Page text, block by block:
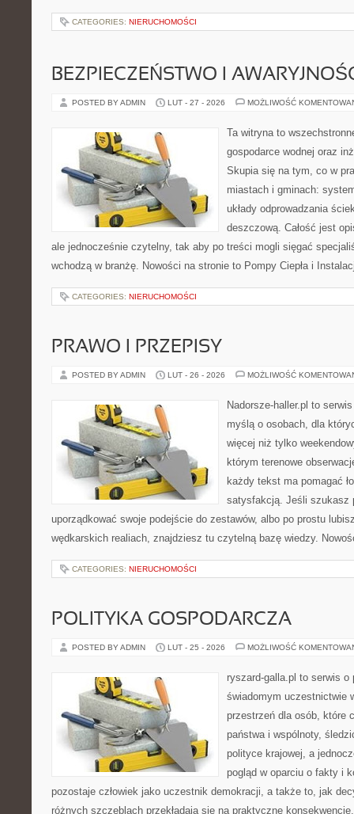
CATEGORIES: NIERUCHOMOŚCI
BEZPIECZEŃSTWO I
POSTED BY ADMIN LUT - 27 - 2026 MOŻLIWOŚĆ
Ta witryna to
gospodarce wodnej oraz
Skupia się na tym, co w
miastach i gminach:
układy odprowadzania
deszczową. Całość jest
ale jednocześnie czytelny, tak aby po treści mogli sięgać
wchodzą w branżę. Nowości na stronie to Pompy Ciepła i
CATEGORIES: NIERUCHOMOŚCI
PRAWO I PRZEPISY
POSTED BY ADMIN LUT - 26 - 2026 MOŻLIWOŚĆ
Nadorsze-haller.pl to
myślą o osobach, dla
więcej niż tylko
którym terenowe
każdy tekst ma pomagać
satysfakcją. Jeśli szukasz
uporządkować swoje podejście do zestawów, albo po prostu
wędkarskich realiach, znajdziesz tu czytelną bazę wiedzy.
CATEGORIES: NIERUCHOMOŚCI
POLITYKA GOSPODARCZA
POSTED BY ADMIN LUT - 25 - 2026 MOŻLIWOŚĆ
ryszard-galla.pl to serwis
świadomym uczestnictwie
przestrzeń dla osób, które
państwa i wspólnoty,
polityce krajowej, a
pogląd w oparciu o fakty i
pozostaje człowiek jako uczestnik demokracji, a także to, jak
różnych szczeblach przekładają się na praktyczne